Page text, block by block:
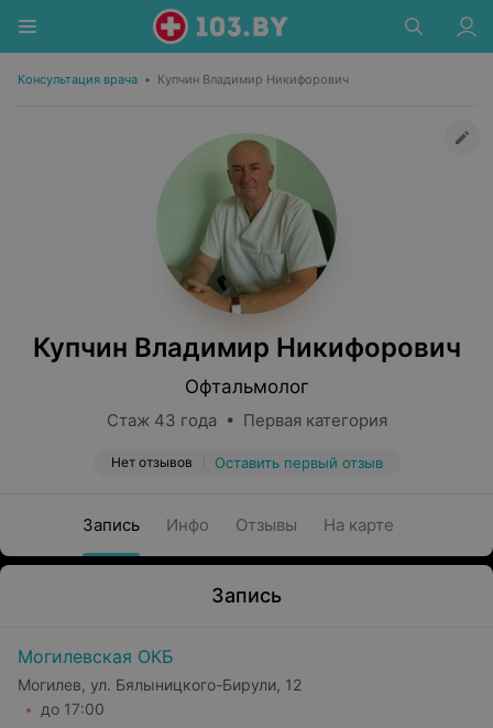
Консультация врача • Купчин Владимир Никифорович
Купчин Владимир Никифорович
Офтальмолог
Стаж 43 года • Первая категория
Нет отзывов Оставить первый отзыв
Запись Инфо Отзывы На карте
Запись
Могилевская ОКБ
Могилев, ул. Бялыницкого-Бирули, 12
до 17:00